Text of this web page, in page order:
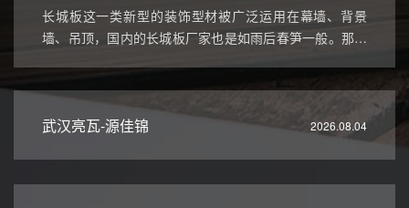
长城板这一类新型的装饰型材被广泛运用在幕墙、背景
墙、吊顶，国内的长城板厂家也是如雨后春笋一般。那么
懂长城板行业的新手们一个参考。
武汉亮瓦-源佳锦 2026.08.04